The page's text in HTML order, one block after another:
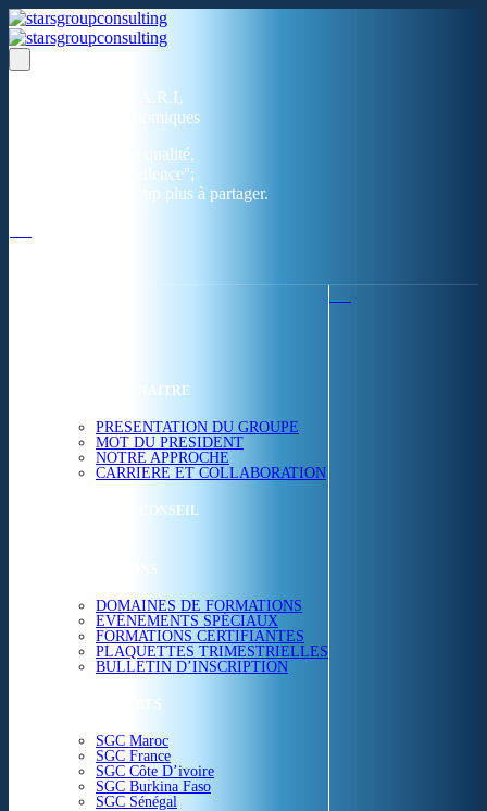
Un réseau de 05 S.A.R.L
dans 03 zones économiques
''Des prestations de qualité,
la garantie de l'excellence'';
Nous avons beaucoup plus à partager.
NOUS CONNAITRE
PRESENTATION DU GROUPE
MOT DU PRESIDENT
NOTRE APPROCHE
CARRIERE ET COLLABORATION
ETUDES & CONSEIL
FORMATIONS
DOMAINES DE FORMATIONS
EVÉNEMENTS SPÉCIAUX
FORMATIONS CERTIFIANTES
PLAQUETTES TRIMESTRIELLES
BULLETIN D’INSCRIPTION
NOS CENTRES
SGC Maroc
SGC France
SGC Côte D’ivoire
SGC Burkina Faso
SGC Sénégal